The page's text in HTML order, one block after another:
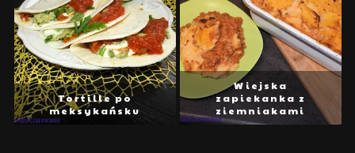
Tortille po
meksykańsku
Wiejska
zapiekanka z
ziemniakami